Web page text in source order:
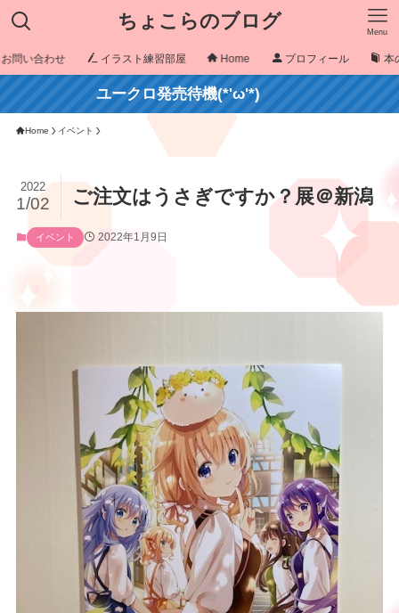
ちょこらのブログ Menu
問い合わせ イラスト練習部屋 Home プロフィール 本
ユークロ発売待機(*'ω'*)
Home イベント
ご注文はうさぎですか？展＠新潟
2022
1/02
イベント 2022年1月9日